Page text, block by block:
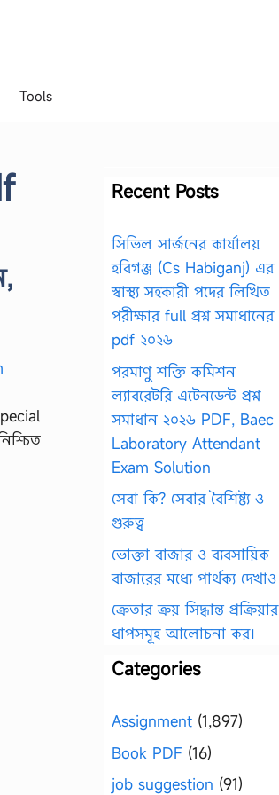
Tools
Recent Posts
সিভিল সার্জনের কার্যালয়
হবিগঞ্জ (Cs Habiganj) এর
স্বাস্থ্য সহকারী পদের লিখিত
পরীক্ষার full প্রশ্ন সমাধানের
pdf ২০২৬
পরমাণু শক্তি কমিশন
ল্যাবরেটরি এটেনডেন্ট প্রশ্ন
সমাধান ২০২৬ PDF, Baec
Laboratory Attendant
Exam Solution
সেবা কি? সেবার বৈশিষ্ট্য ও
গুরুত্ব
ভোক্তা বাজার ও ব্যবসায়িক
বাজারের মধ্যে পার্থক্য দেখাও
ক্রেতার ক্রয় সিদ্ধান্ত প্রক্রিয়ার
ধাপসমূহ আলোচনা কর।
Categories
Assignment (1,897)
Book PDF (16)
job suggestion (91)